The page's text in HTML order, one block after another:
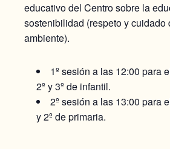
educativo del Centro sobre la
sostenibilidad (respeto y cuidado
ambiente).
1º sesión a las 12:00 para
2º y 3º de infantil.
2º sesión a las 13:00 para
y 2º de primaria.